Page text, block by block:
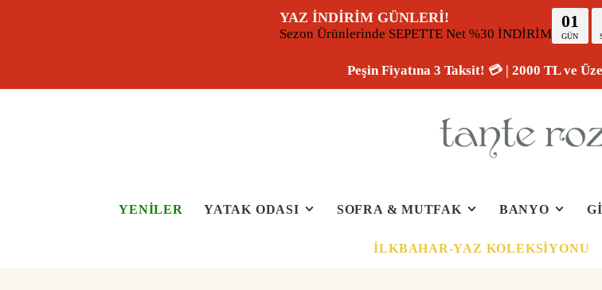
YAZ İNDİRİM GÜNLERİ!
Sezon Ürünlerinde SEPETTE Net %30 İNDİRİM
01
GÜN
Peşin Fiyatına 3 Taksit! 💳 | 2000 TL ve
YENİLER YATAK ODASI SOFRA & MUTFAK BANYO
İLKBAHAR-YAZ KOLEKSIYONU